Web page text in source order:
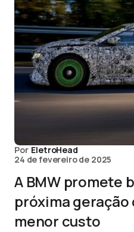
Por EletroHead
24 de fevereiro de 2025
A BMW promete
próxima geração
menor custo